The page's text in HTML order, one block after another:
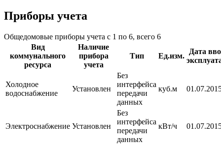
Приборы учета
Общедомовые приборы учета с 1 по 6, всего 6
Вид
коммунального
ресурса
Наличие
прибора
учета
Тип Ед.изм.
Дата
Холодное
водоснабжение
Установлен
Без
интерфейса
передачи
данных
куб.м
Электроснабжение Установлен
Без
интерфейса
передачи
данных
кВт/ч